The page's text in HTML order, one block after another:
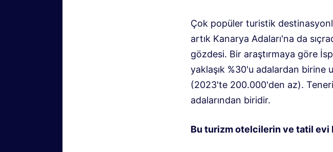
Çok popüler turistik
artık Kanarya Adaları'na da
gözdesi. Bir araştırmaya göre
yaklaşık %30'u adalardan birine
(2023'te 200.000'den az).
adalarından biridir.
Bu turizm otelcilerin ve tatil evi